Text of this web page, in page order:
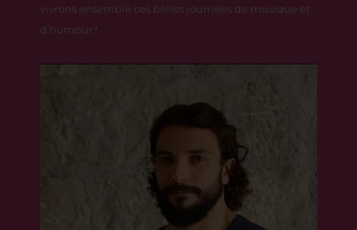
vivrons ensemble ces belles journées de musique et
d’humour !